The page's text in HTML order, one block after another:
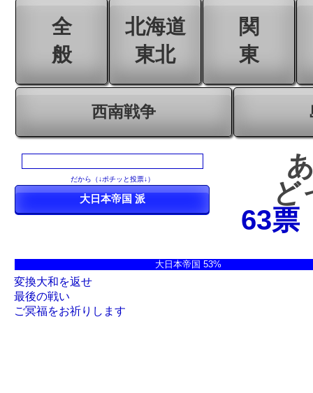
全
般
北海道
東北
関
東
西南戦争
だから（↓ポチッと投票↓）
ど
63票
大日本帝国 53%
変換大和を返せ
最後の戦い
ご冥福をお祈りします